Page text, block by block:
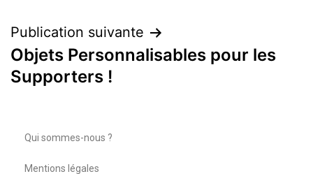
Publication suivante
Objets Personnalisables pour les
Supporters !
Qui sommes-nous ?
Mentions légales